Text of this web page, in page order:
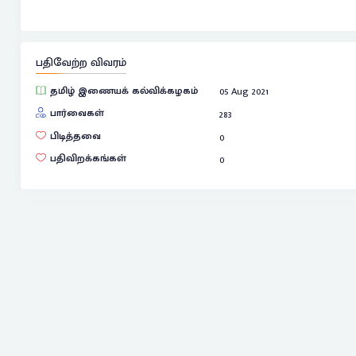
பதிவேற்ற விவரம்
தமிழ் இணையக் கல்விக்கழகம்
05 Aug 2021
பார்வைகள்
283
பிடித்தவை
0
பதிவிறக்கங்கள்
0